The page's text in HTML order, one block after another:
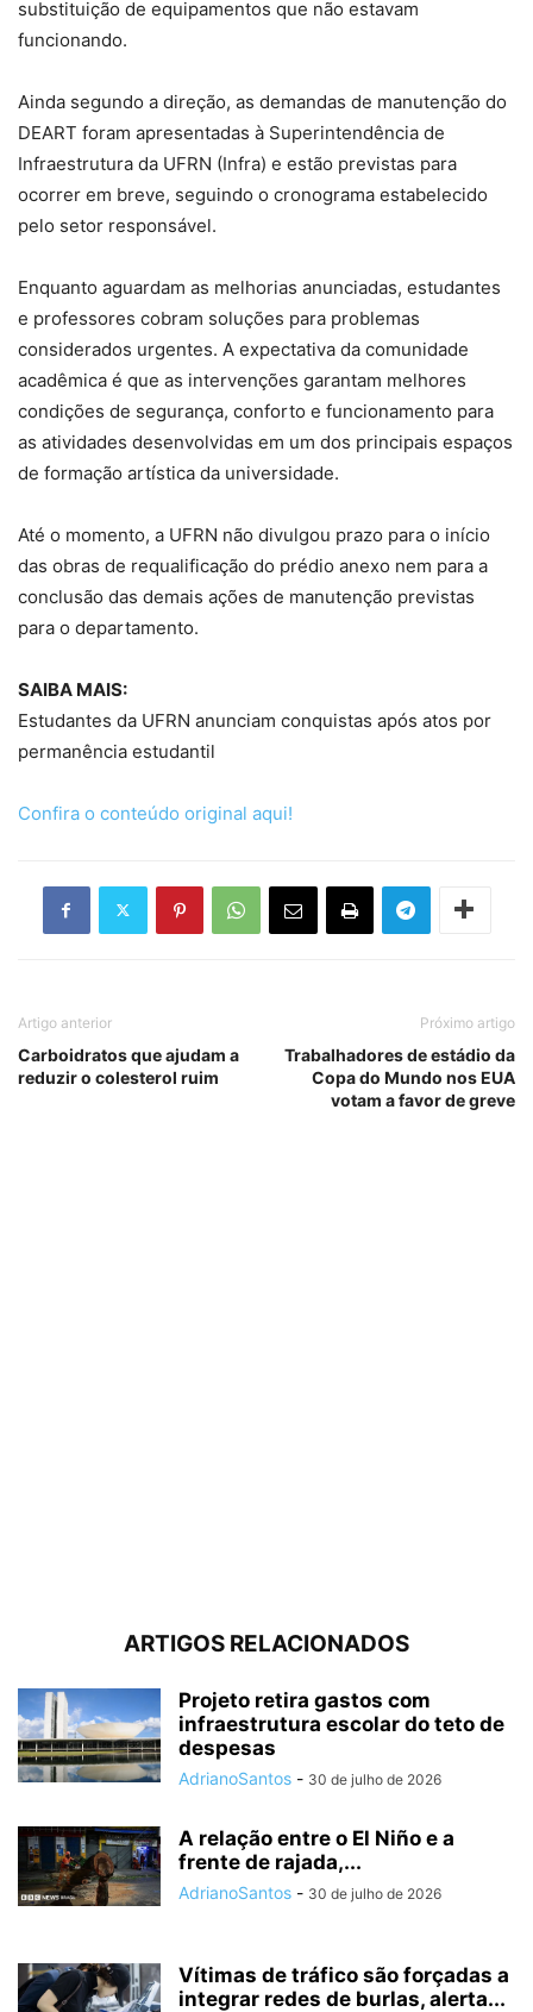
substituição de equipamentos que não estavam
funcionando.
Ainda segundo a direção, as demandas de manutenção do
DEART foram apresentadas à Superintendência de
Infraestrutura da UFRN (Infra) e estão previstas para
ocorrer em breve, seguindo o cronograma estabelecido
pelo setor responsável.
Enquanto aguardam as melhorias anunciadas, estudantes
e professores cobram soluções para problemas
considerados urgentes. A expectativa da comunidade
acadêmica é que as intervenções garantam melhores
condições de segurança, conforto e funcionamento para
as atividades desenvolvidas em um dos principais espaços
de formação artística da universidade.
Até o momento, a UFRN não divulgou prazo para o início
das obras de requalificação do prédio anexo nem para a
conclusão das demais ações de manutenção previstas
para o departamento.
SAIBA MAIS:
Estudantes da UFRN anunciam conquistas após atos por
permanência estudantil
Confira o conteúdo original aqui!
Artigo anterior
Carboidratos que ajudam a
reduzir o colesterol ruim
Próximo artigo
Trabalhadores de estádio da
Copa do Mundo nos EUA
votam a favor de greve
ARTIGOS RELACIONADOS
Projeto retira gastos com
infraestrutura escolar do teto de
despesas
AdrianoSantos - 30 de julho de 2026
A relação entre o El Niño e a
frente de rajada,...
AdrianoSantos - 30 de julho de 2026
Vítimas de tráfico são forçadas a
integrar redes de burlas, alerta...